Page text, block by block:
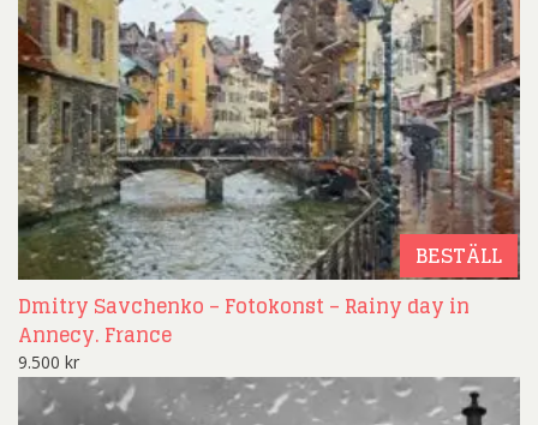
BESTÄLL
Dmitry Savchenko – Fotokonst – Rainy day in
Annecy. France
9.500 kr